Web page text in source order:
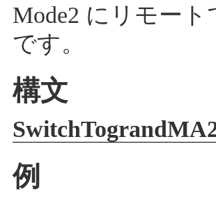
Mode2 にリモー
です。
構文
例